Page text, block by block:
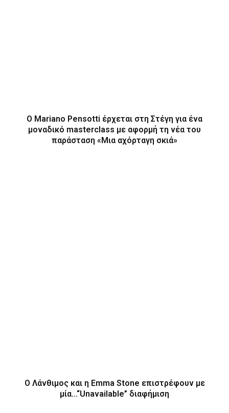
Ο Mariano Pensotti έρχεται στη Στέγη για ένα
μοναδικό masterclass με αφορμή τη νέα του
παράσταση «Μια αχόρταγη σκιά»
Ο Λάνθιμος και η Emma Stone επιστρέφουν με
μία…“Unavailable” διαφήμιση